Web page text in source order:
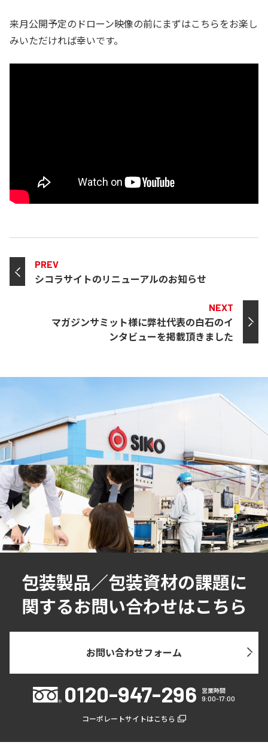
来月公開予定のドローン映像の前にまずはこちらをお楽し
みいただければ幸いです。
PREV
シコラサイトのリニューアルのお知らせ
NEXT
マガジンサミット様に弊社代表の白石のイ
ンタビューを掲載頂きました
包装製品／包装資材の課題に
関するお問い合わせはこちら
お問い合わせフォーム
0120-947-296 営業時間
9:00-17:00
コーポレートサイトはこちら